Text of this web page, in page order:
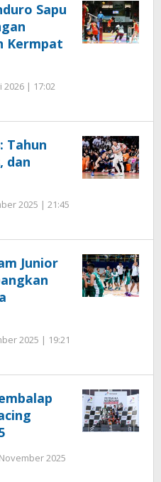
Sapu
Kermpat
2026 | 17:02
Tahun
dan
2025 | 21:45
Junior
2025 | 19:21
2025